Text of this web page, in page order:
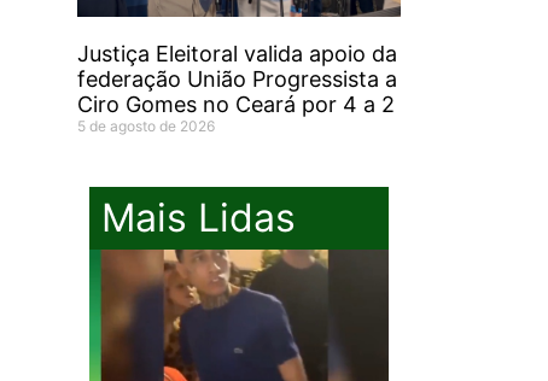
Justiça Eleitoral valida apoio da
federação União Progressista a
Ciro Gomes no Ceará por 4 a 2
5 de agosto de 2026
Mais Lidas